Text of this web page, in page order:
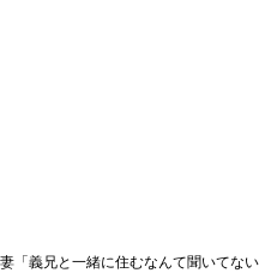
妻「義兄と一緒に住むなんて聞いて